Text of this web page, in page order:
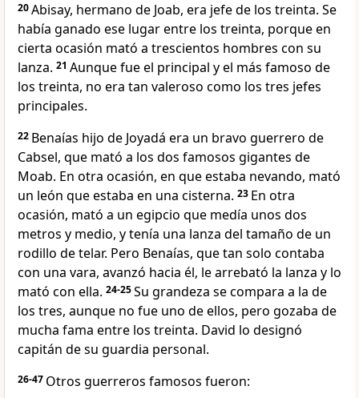
20Abisay, hermano de Joab, era jefe de los treinta. Se
había ganado ese lugar entre los treinta, porque en
cierta ocasión mató a trescientos hombres con su
lanza. 21 Aunque fue el principal y el más famoso de
los treinta, no era tan valeroso como los tres jefes
principales.
22 Benaías hijo de Joyadá era un bravo guerrero de
Cabsel, que mató a los dos famosos gigantes de
Moab. En otra ocasión, en que estaba nevando, mató
un león que estaba en una cisterna. 23 En otra
ocasión, mató a un egipcio que medía unos dos
metros y medio, y tenía una lanza del tamaño de un
rodillo de telar. Pero Benaías, que tan solo contaba
con una vara, avanzó hacia él, le arrebató la lanza y lo
mató con ella. 24-25Su grandeza se compara a la de
los tres, aunque no fue uno de ellos, pero gozaba de
mucha fama entre los treinta. David lo designó
capitán de su guardia personal.
26-47 Otros guerreros famosos fueron: